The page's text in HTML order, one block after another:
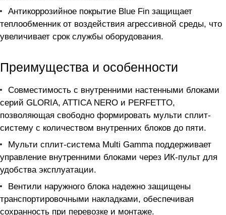
Антикоррозийное покрытие Blue Fin защищает
теплообменник от воздействия агрессивной среды, что
увеличивает срок службы оборудования.
Преимущества и особенности
Совместимость с внутренними настенными блоками
серий GLORIA, ATTICA NERO и PERFETTO,
позволяющая свободно формировать мульти сплит-
систему с количеством внутренних блоков до пяти.
Мульти сплит-система Multi Gamma поддерживает
управление внутренними блоками через ИК-пульт для
удобства эксплуатации.
Вентили наружного блока надежно защищены
транспортировочными накладками, обеспечивая
сохранность при перевозке и монтаже.